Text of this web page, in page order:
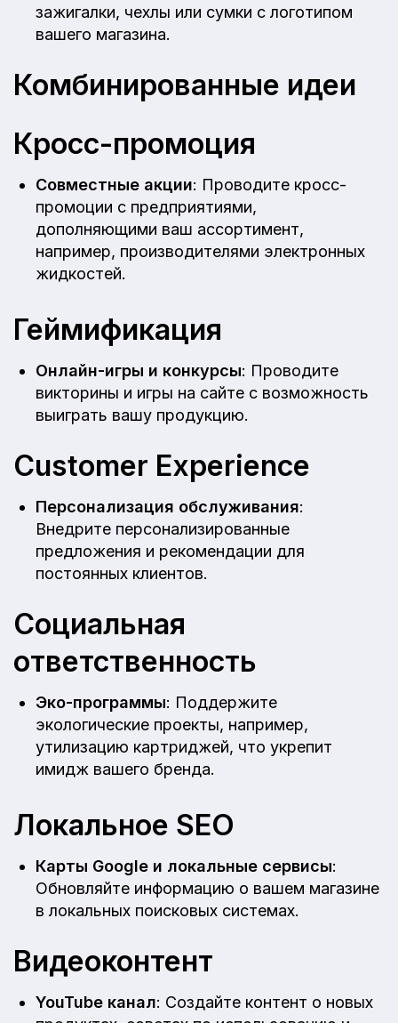
зажигалки, чехлы или сумки с логотипом
вашего магазина.
Комбинированные идеи
Кросс-промоция
Совместные акции: Проводите кросс-
промоции с предприятиями,
дополняющими ваш ассортимент,
например, производителями электронных
жидкостей.
Геймификация
Онлайн-игры и конкурсы: Проводите
викторины и игры на сайте с возможность
выиграть вашу продукцию.
Customer Experience
Персонализация обслуживания:
Внедрите персонализированные
предложения и рекомендации для
постоянных клиентов.
Социальная
ответственность
Эко-программы: Поддержите
экологические проекты, например,
утилизацию картриджей, что укрепит
имидж вашего бренда.
Локальное SEO
Карты Google и локальные сервисы:
Обновляйте информацию о вашем магазине
в локальных поисковых системах.
Видеоконтент
YouTube канал: Создайте контент о новых